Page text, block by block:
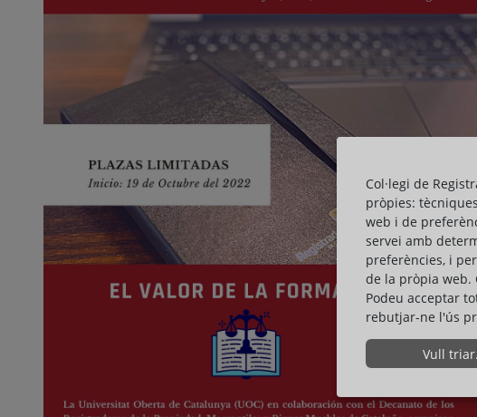
Col·legi de
pròpies:
web i de
servei amb
preferències, i
de la pròpia web.
Podeu acceptar
rebutjar-ne l'ús
Vull